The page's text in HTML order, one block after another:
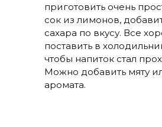
приготовить очень
сок из лимонов,
сахара по вкусу. Все
поставить в
чтобы напиток стал
Можно добавить мяту
аромата.